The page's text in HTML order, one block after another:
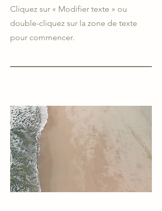
Cliquez sur « Modifier texte » ou
double-cliquez sur la zone de texte
pour commencer.